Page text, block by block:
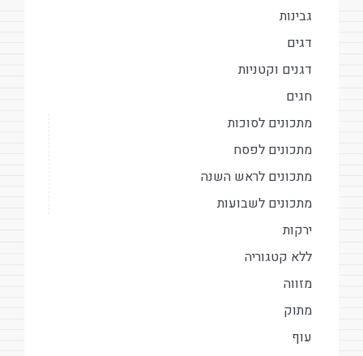
גבינות
דגים
דגנים וקטניות
חגים
מתכונים לסוכות
מתכונים לפסח
מתכונים לראש השנה
מתכונים לשבועות
ירקות
ללא קטגוריה
מזווה
מתוק
עוף